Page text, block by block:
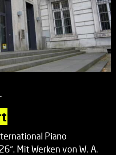
Piano
Mit Werken von W. A.